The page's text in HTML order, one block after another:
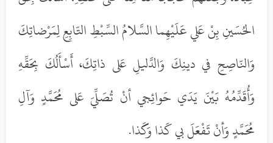
الحُسَينِ بِنْ عَلي عَلَيْهِما السَّلامُ السِّبْطِ التّابِعِ لِمَرْضاتِكَ
وَالنّاصِحِ في دينِكَ وَالدَّليلِ عَلى ذاتِكَ، أَسْأَلُكَ بِحَقِّهِ
وَأُقَدِّمُهُ بَيْنَ يَدَي حَوائِجي أنْ تُصَلِّيَ عَلى مُحَمَّدٍ وَآلِ
مُحَمَّدٍ وَأنْ تَفْعَلَ بي كَذا وَكَذا.